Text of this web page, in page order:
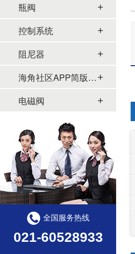
瓶阀
控制系统
阻尼器
海角社区APP简版下载及管件
电磁阀
全国服务热线
021-60528933